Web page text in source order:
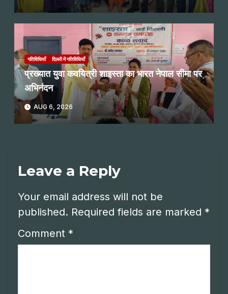
गतिविधियाँ दिल्ली में गतिविधियाँ
प्रख्यात युवा कवयित्री शाइस्ता का भारत नेपाल सीमा पर
अभिनंदन
AUG 6, 2026
Leave a Reply
Your email address will not be
published. Required fields are marked *
Comment *